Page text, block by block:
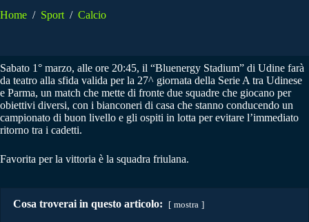
Home / Sport / Calcio
Sabato 1° marzo, alle ore 20:45, il “Bluenergy Stadium” di Udine farà
da teatro alla sfida valida per la 27^ giornata della Serie A tra Udinese
e Parma, un match che mette di fronte due squadre che giocano per
obiettivi diversi, con i bianconeri di casa che stanno conducendo un
campionato di buon livello e gli ospiti in lotta per evitare l’immediato
ritorno tra i cadetti.
Favorita per la vittoria è la squadra friulana.
Cosa troverai in questo articolo: mostra